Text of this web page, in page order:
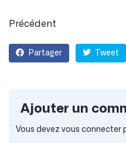
Précédent
Partager Tweet
Ajouter un
Vous devez vous connecter